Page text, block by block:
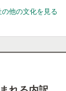
他の文化を見る